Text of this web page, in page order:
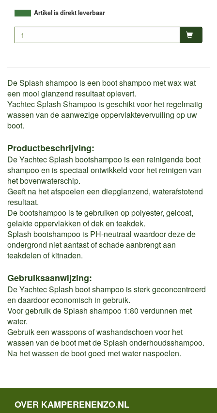
Artikel is direkt leverbaar
De Splash shampoo is een boot shampoo met wax wat
een mooi glanzend resultaat oplevert.
Yachtec Splash Shampoo is geschikt voor het regelmatig
wassen van de aanwezige oppervlaktevervuiling op uw
boot.
Productbeschrijving:
De Yachtec Splash bootshampoo is een reinigende boot
shampoo en is speciaal ontwikkeld voor het reinigen van
het bovenwaterschip.
Geeft na het afspoelen een diepglanzend, waterafstotend
resultaat.
De bootshampoo is te gebruiken op polyester, gelcoat,
gelakte oppervlakken of dek en teakdek.
Splash bootshampoo is PH-neutraal waardoor deze de
ondergrond niet aantast of schade aanbrengt aan
teakdelen of kitnaden.
Gebruiksaanwijzing:
De Yachtec Splash boot shampoo is sterk geconcentreerd
en daardoor economisch in gebruik.
Voor gebruik de Splash shampoo 1:80 verdunnen met
water.
Gebruik een wasspons of washandschoen voor het
wassen van de boot met de Splash onderhoudsshampoo.
Na het wassen de boot goed met water naspoelen.
OVER KAMPERENENZO.NL